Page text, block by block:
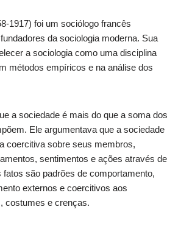
1917) foi um sociólogo francês
da sociologia moderna. Sua
a sociologia como uma disciplina
métodos empíricos e na análise dos
a sociedade é mais do que a soma dos
Ele argumentava que a sociedade
coercitiva sobre seus membros,
sentimentos e ações através de
fatos são padrões de comportamento,
externos e coercitivos aos
costumes e crenças.